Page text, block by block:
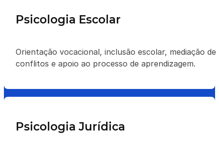
Psicologia Escolar
Orientação vocacional, inclusão escolar, mediação de
conflitos e apoio ao processo de aprendizagem.
Psicologia Jurídica